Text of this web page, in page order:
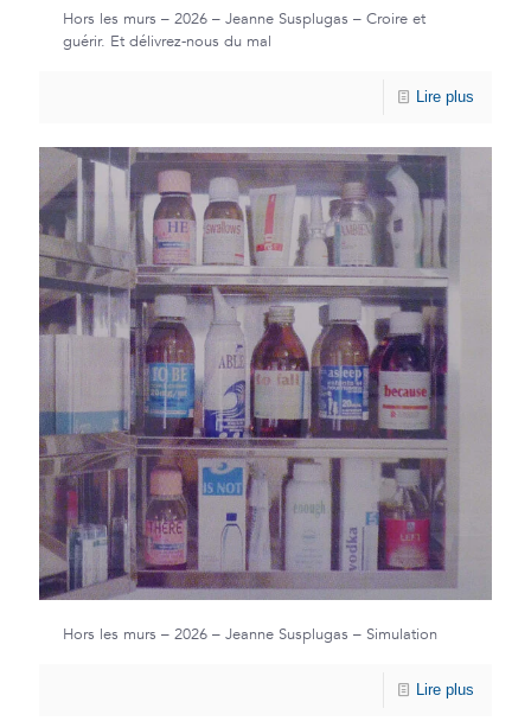
Hors les murs – 2026 – Jeanne Susplugas – Croire et
guérir. Et délivrez-nous du mal
Lire plus
Hors les murs – 2026 – Jeanne Susplugas – Simulation
Lire plus